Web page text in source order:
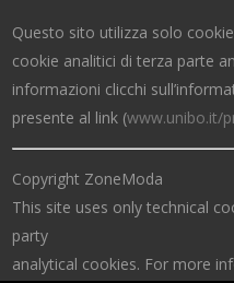
Questo sito utilizza solo
cookie analitici di terza parte
informazioni clicchi
presente al link (www.unibo.it/
Copyright ZoneModa
This site uses only technical
party
analytical cookies. For more